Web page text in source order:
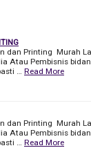
dan Printing Murah
Atau Pembisnis
…
Read More
dan Printing Murah
Atau Pembisnis
…
Read More